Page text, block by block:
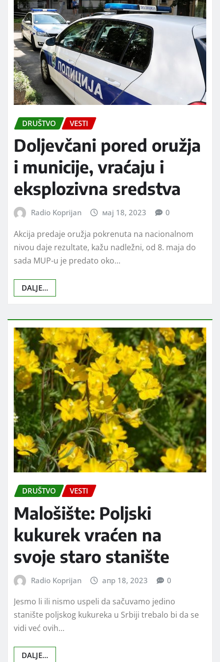
DRUŠTVO VESTI
Doljevčani pored oružja
i municije, vraćaju i
eksplozivna sredstva
Radio Koprijan мај 18, 2023 0
Akcija predaje oružja pokrenuta na nacionalnom
nivou daje rezultate, kažu nadležni, od 8. maja do
sada MUP-u je predato oko…
DALJE...
DRUŠTVO VESTI
Malošište: Poljski
kukurek vraćen na
svoje staro stanište
Radio Koprijan апр 18, 2023 0
Jesmo li ili nismo uspeli da sačuvamo jedino
stanište poljskog kukureka u Srbiji trebalo bi da se
vidi već ovih…
DALJE...